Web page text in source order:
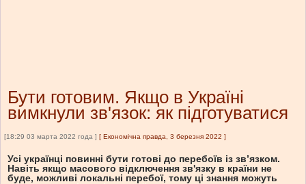
Бути готовим. Якщо в Україні
вимкнули зв'язок: як підготуватися
[18:29 03 марта 2022 года ] [ Економічна правда, 3 березня 2022 ]
Усі українці повинні бути готові до перебоїв із зв’язком.
Навіть якщо масового відключення зв'язку в країни не
буде, можливі локальні перебої, тому ці знання можуть